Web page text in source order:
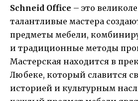
Schneid Office – это
талантливые мастера
предметы мебели,
и традиционные методы
Мастерская находится в
Любеке, который славится
историей и культурным